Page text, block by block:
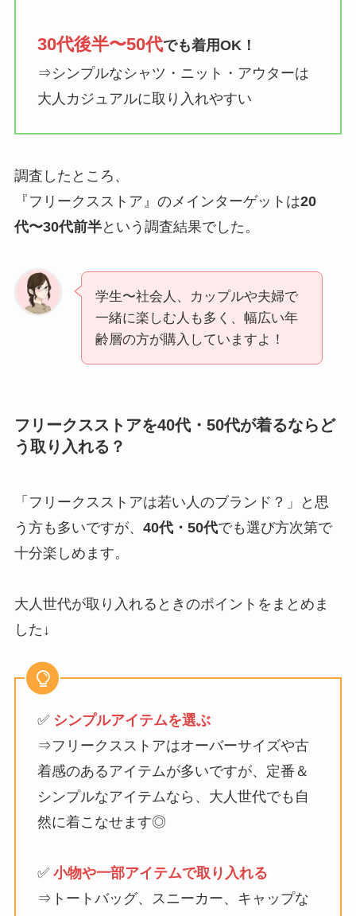
30代後半〜50代でも着用OK！
⇒シンプルなシャツ・ニット・アウターは
大人カジュアルに取り入れやすい
調査したところ、
『フリークスストア』のメインターゲットは20
代〜30代前半という調査結果でした。
学生〜社会人、カップルや夫婦で
一緒に楽しむ人も多く、幅広い年
齢層の方が購入していますよ！
フリークスストアを40代・50代が着るならど
う取り入れる？
「フリークスストアは若い人のブランド？」と思
う方も多いですが、 40代・50代でも選び方次第で
十分楽しめます。
大人世代が取り入れるときのポイントをまとめま
した↓
✅ シンプルアイテムを選ぶ
⇒フリークスストアはオーバーサイズや古
着感のあるアイテムが多いですが、定番＆
シンプルなアイテムなら、大人世代でも自
然に着こなせます◎
✅ 小物や一部アイテムで取り入れる
⇒トートバッグ、スニーカー、キャップな